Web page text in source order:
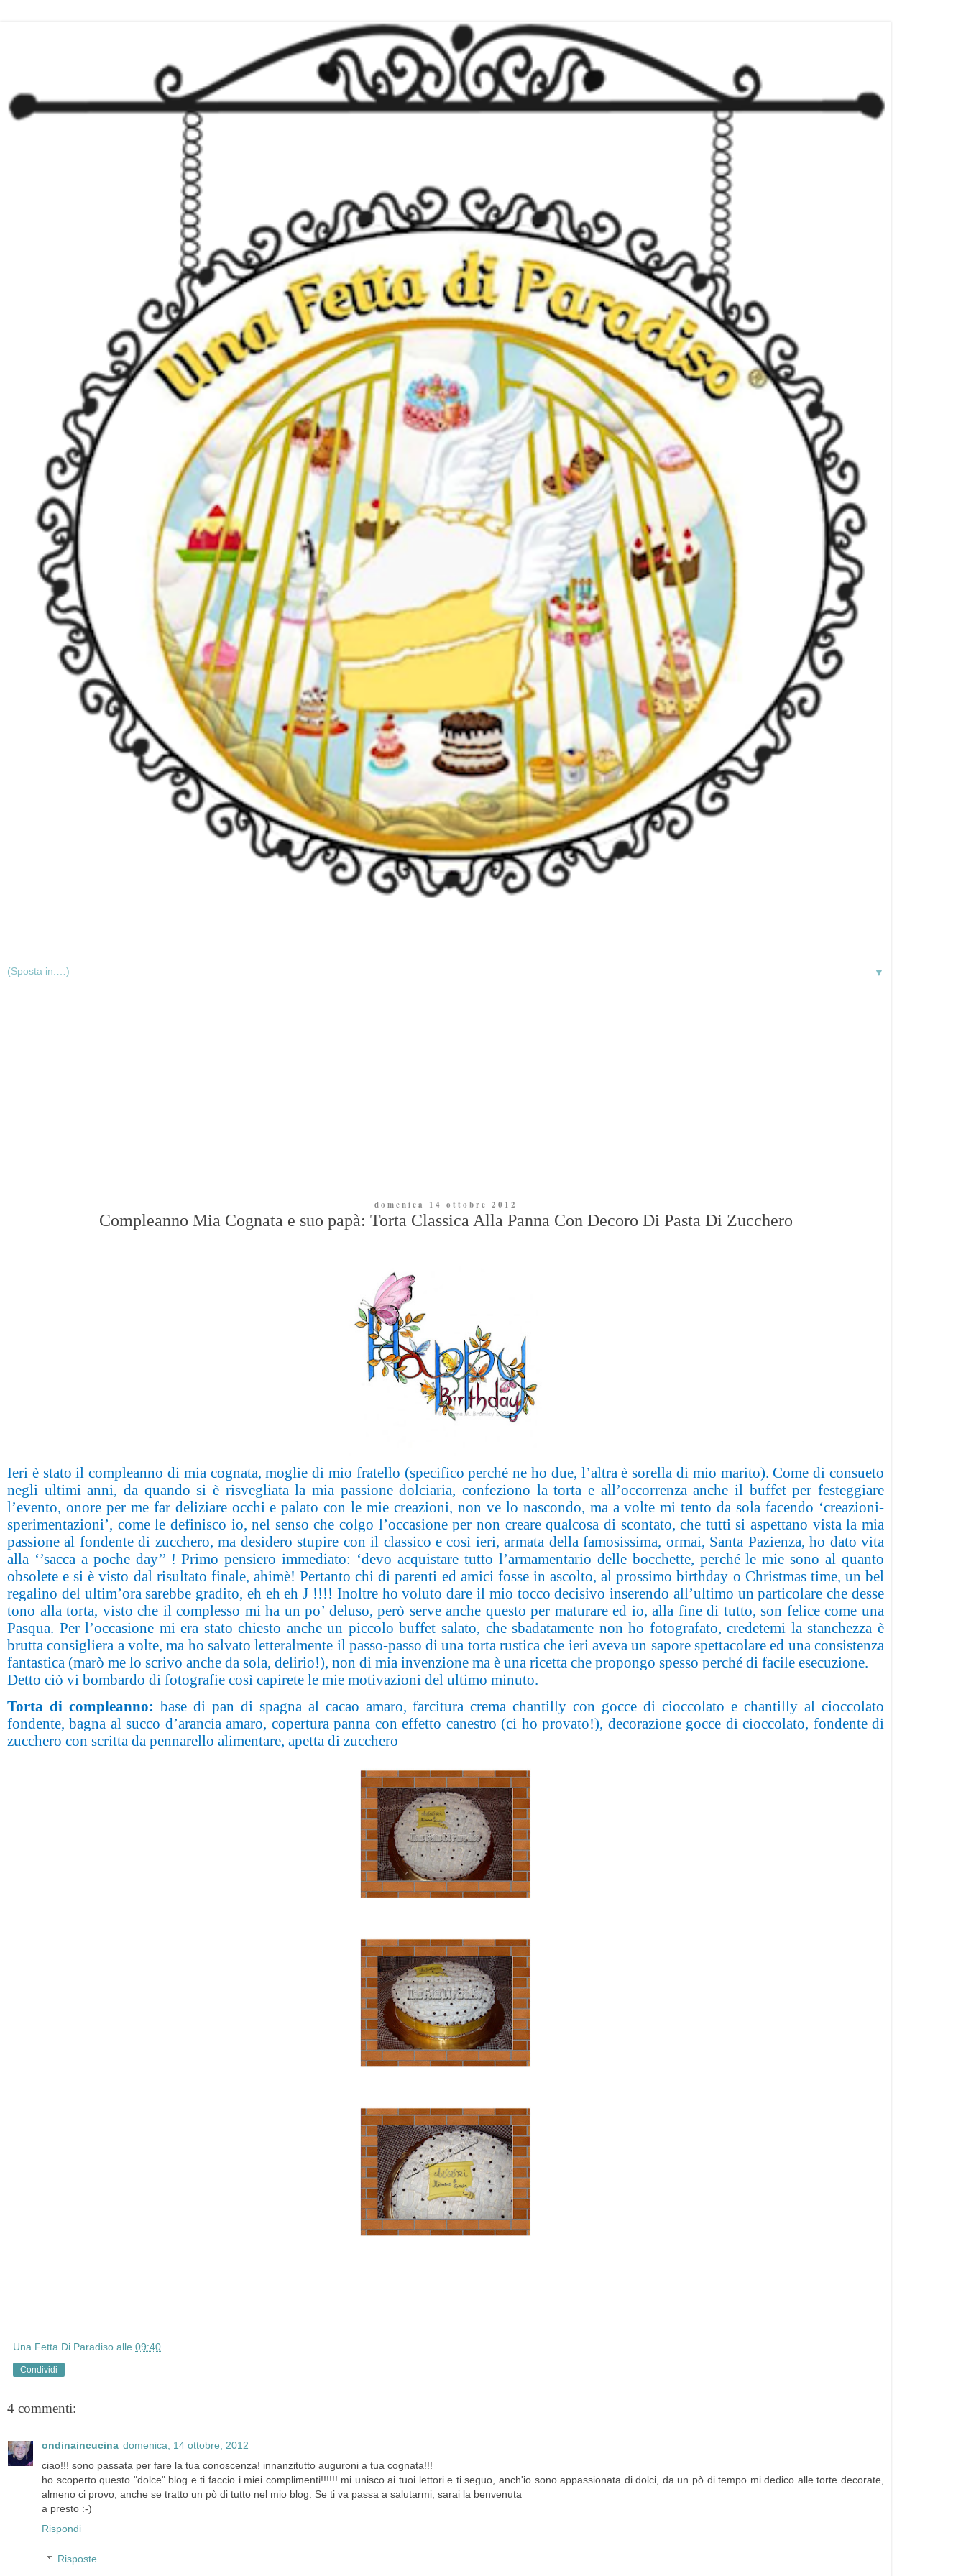
▼
domenica 14 ottobre 2012
Compleanno Mia Cognata e suo papà: Torta Classica Alla Panna Con Decoro Di Pasta Di Zucchero
Ieri è stato il compleanno di mia cognata, moglie di mio fratello (specifico perché ne ho due, l’altra è sorella di mio marito). Come di consueto
negli ultimi anni, da quando si è risvegliata la mia passione dolciaria, confeziono la torta e all’occorrenza anche il buffet per festeggiare
l’evento, onore per me far deliziare occhi e palato con le mie creazioni, non ve lo nascondo, ma a volte mi tento da sola facendo ‘creazioni-
sperimentazioni’, come le definisco io, nel senso che colgo l’occasione per non creare qualcosa di scontato, che tutti si aspettano vista la mia
passione al fondente di zucchero, ma desidero stupire con il classico e così ieri, armata della famosissima, ormai, Santa Pazienza, ho dato vita
alla ‘’sacca a poche day’’ ! Primo pensiero immediato: ‘devo acquistare tutto l’armamentario delle bocchette, perché le mie sono al quanto
obsolete e si è visto dal risultato finale, ahimè! Pertanto chi di parenti ed amici fosse in ascolto, al prossimo birthday o Christmas time, un bel
regalino del ultim’ora sarebbe gradito, eh eh ehJ !!!! Inoltre ho voluto dare il mio tocco decisivo inserendo all’ultimo un particolare che desse
tono alla torta, visto che il complesso mi ha un po’ deluso, però serve anche questo per maturare ed io, alla fine di tutto, son felice come una
Pasqua. Per l’occasione mi era stato chiesto anche un piccolo buffet salato, che sbadatamente non ho fotografato, credetemi la stanchezza è
brutta consigliera a volte, ma ho salvato letteralmente il passo-passo di una torta rustica che ieri aveva un sapore spettacolare ed una consistenza
fantastica (marò me lo scrivo anche da sola, delirio!), non di mia invenzione ma è una ricetta che propongo spesso perché di facile esecuzione.
Detto ciò vi bombardo di fotografie così capirete le mie motivazioni del ultimo minuto.
Torta di compleanno: base di pan di spagna al cacao amaro, farcitura crema chantilly con gocce di cioccolato e chantilly al cioccolato
fondente, bagna al succo d’arancia amaro, copertura panna con effetto canestro (ci ho provato!), decorazione gocce di cioccolato, fondente di
zucchero con scritta da pennarello alimentare, apetta di zucchero
Una Fetta Di Paradiso alle 09:40
Condividi
4 commenti:
ondinaincucina domenica, 14 ottobre, 2012
ciao!!! sono passata per fare la tua conoscenza! innanzitutto auguroni a tua cognata!!!
ho scoperto questo "dolce" blog e ti faccio i miei complimenti!!!!!! mi unisco ai tuoi lettori e ti seguo, anch'io sono appassionata di dolci, da un pò di tempo mi dedico alle torte decorate,
almeno ci provo, anche se tratto un pò di tutto nel mio blog. Se ti va passa a salutarmi, sarai la benvenuta
a presto :-)
Rispondi
Risposte